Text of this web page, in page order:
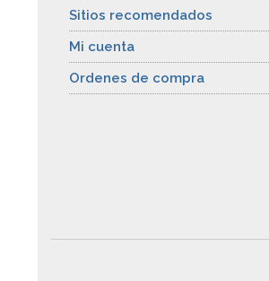
Sitios recomendados
Mi cuenta
Ordenes de compra